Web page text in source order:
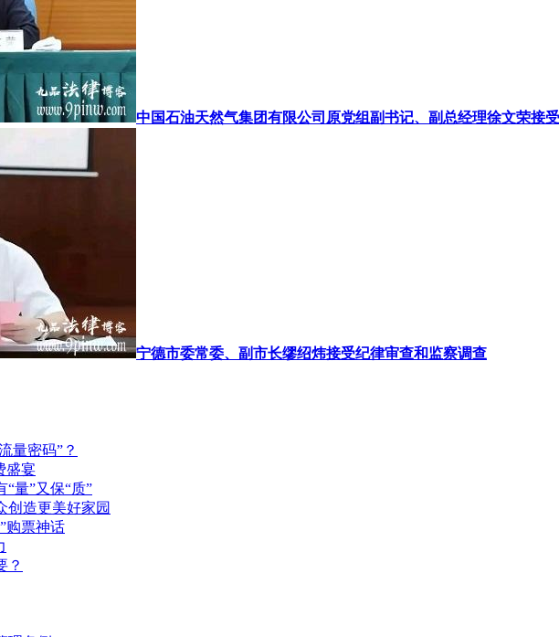
中国石油天然气集团有限公司原党组副书记、副总经理徐文荣接
宁德市委常委、副市长缪绍炜接受纪律审查和监察调查
量密码”？
盛宴
量”又保“质”
创造更美好家园
购票神话
？